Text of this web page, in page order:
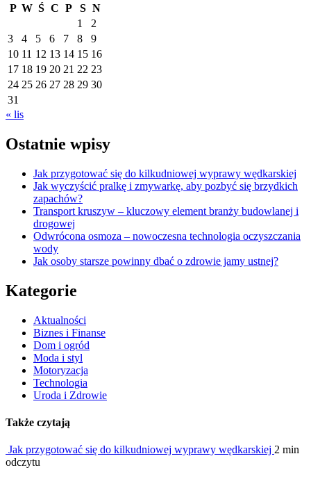
P W Ś C P S N
1
2
3
4 5 6 7 8
9
10 11 12 13 14 15 16
17 18 19 20 21 22 23
24 25 26 27 28 29 30
31
« lis
Ostatnie wpisy
Jak przygotować się do kilkudniowej wyprawy wędkarskiej
Jak wyczyścić pralkę i zmywarkę, aby pozbyć się brzydkich
zapachów?
Transport kruszyw – kluczowy element branży budowlanej i
drogowej
Odwrócona osmoza – nowoczesna technologia oczyszczania
wody
Jak osoby starsze powinny dbać o zdrowie jamy ustnej?
Kategorie
Aktualności
Biznes i Finanse
Dom i ogród
Moda i styl
Motoryzacja
Technologia
Uroda i Zdrowie
Także czytają
Jak przygotować się do kilkudniowej wyprawy wędkarskiej 2 min
odczytu